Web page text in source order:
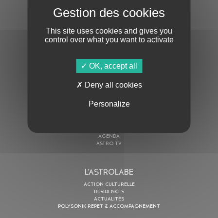
S'ABONNER À LA NEWSLETTER
En cochant cette case, j’accepte la Politique de confidentialité
AGENDA
ASTRO TV
L’ASTROLABE
ACTION CULTURELLE
RÉSIDENCES
ACTUALITÉS
POLYSONIK REPET & ACCOMPAGNEMENT
This site uses cookies and gives you
control over what you want to activate
OK, accept all
Deny all cookies
Personalize